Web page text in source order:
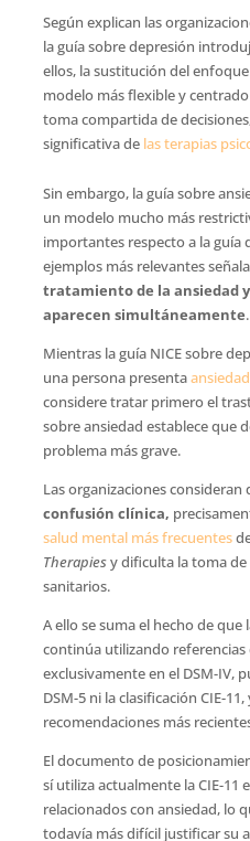
Según explican las
la guía sobre depresión
ellos, la sustitución del
modelo más flexible y
toma compartida de
significativa de las terapias
Sin embargo, la guía sobre
un modelo mucho más
importantes respecto a la guía
ejemplos más relevantes
tratamiento de la ansiedad
aparecen simultáneamente.
Mientras la guía NICE sobre
una persona presenta
considere tratar primero el
sobre ansiedad establece que
problema más grave.
Las organizaciones consideran
confusión clínica,
salud mental más frecuentes
Therapiesy dificulta la toma de
sanitarios.
A ello se suma el hecho de que
continúa utilizando referencias
exclusivamente en el DSM-IV,
DSM-5 ni la clasificación CIE-
recomendaciones más
El documento de
sí utiliza actualmente la CIE-11
relacionados con ansiedad, lo
todavía más difícil justificar su